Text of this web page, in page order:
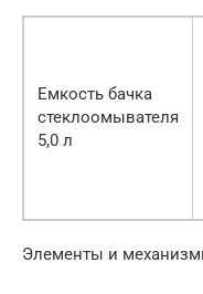
Емкость бачка
стеклоомывателя
5,0 л
Элементы и